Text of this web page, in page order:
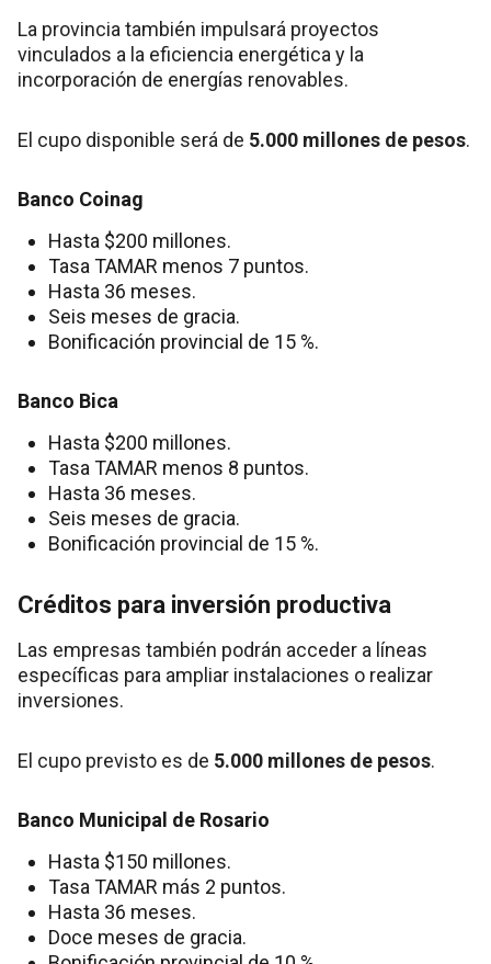
La provincia también impulsará proyectos
vinculados a la eficiencia energética y la
incorporación de energías renovables.
El cupo disponible será de 5.000 millones de pesos.
Banco Coinag
Hasta $200 millones.
Tasa TAMAR menos 7 puntos.
Hasta 36 meses.
Seis meses de gracia.
Bonificación provincial de 15 %.
Banco Bica
Hasta $200 millones.
Tasa TAMAR menos 8 puntos.
Hasta 36 meses.
Seis meses de gracia.
Bonificación provincial de 15 %.
Créditos para inversión productiva
Las empresas también podrán acceder a líneas
específicas para ampliar instalaciones o realizar
inversiones.
El cupo previsto es de 5.000 millones de pesos.
Banco Municipal de Rosario
Hasta $150 millones.
Tasa TAMAR más 2 puntos.
Hasta 36 meses.
Doce meses de gracia.